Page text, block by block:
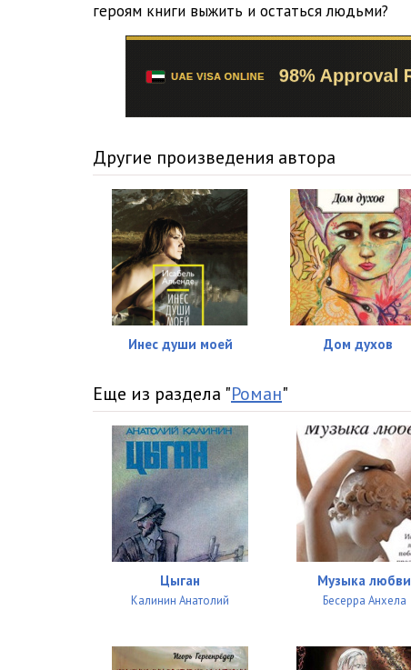
04 Track 02
04 Track 04
04 Track 05
04 Track 06
05 Track 01
05 Track 02
05 Track 03
05 Track 04
05 Track 05
06 Track 01
06 Track 02
06 Track 03
06 Track 04
06 Track 05
06 Track 06
героям книги выжить и остаться людьми?
Другие произведения автора
Инес души моей Дом духов
Еще из раздела "Роман"
Цыган
Калинин Анатолий
Музыка любви
Бесерра Анхела